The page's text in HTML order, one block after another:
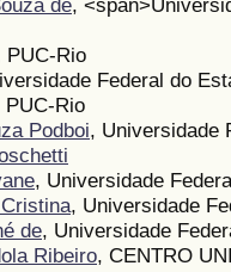
de,
PUC-Rio
Federal do
PUC-Rio
Podboi, Universidade
, Universidade
, Universidade
de, Universidade
Ribeiro, CENTRO